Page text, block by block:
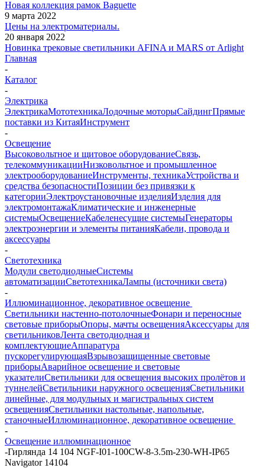
Новая коллекция рамок Baguette
9 марта 2022
Цены на электроматериалы.
20 января 2022
Новинка трековые светильники AFINA и MARS от Arlight
Главная
-
Каталог
-
Электрика
ЭлектрикаМототехникаЛодочные моторыСайдингПрямые
поставки из КитаяИнструмент
-
Освещение
Высоковольтное и щитовое оборудованиеСвязь,
телекоммуникацииНизковольтное и промышленное
электрооборудованиеИнструменты, техникаУстройства и
средства безопасностиПозиции без привязки к
категорииЭлектроустановочные изделияИзделия для
электромонтажаКлиматические и инженерные
системыОсвещениеКабеленесущие системыГенераторы
электроэнергии и элементы питанияКабели, провода и
аксессуары
-
Светотехника
Модули светодиодныеСистемы
автоматизацииСветотехникаЛампы (источники света)
-
Иллюминационное, декоративное освещение
Светильники настенно-потолочныеФонари и переносные
световые приборыОпоры, мачты освещенияАксессуары для
светильниковЛента светодиодная и
комплектующиеАппаратура
пускорегулирующаяВзрывозащищенные световые
приборыАварийное освещение и световые
указателиСветильники для освещения высоких пролётов и
туннелейСветильники наружного освещенияСветильники
линейные, для модульных и магистральных систем
освещенияСветильники настольные, напольные,
станочныеИллюминационное, декоративное освещение
-
Освещение иллюминационное
-Гирлянда 14 104 NGF-I01-100CW-8-3.5m-230-WH-IP65
Navigator 14104